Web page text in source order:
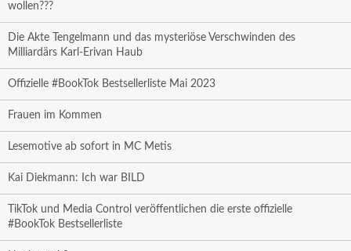
wollen???
Die Akte Tengelmann und das mysteriöse Verschwinden des
Milliardärs Karl-Erivan Haub
Offizielle #BookTok Bestsellerliste Mai 2023
Frauen im Kommen
Lesemotive ab sofort in MC Metis
Kai Diekmann: Ich war BILD
TikTok und Media Control veröffentlichen die erste offizielle
#BookTok Bestsellerliste